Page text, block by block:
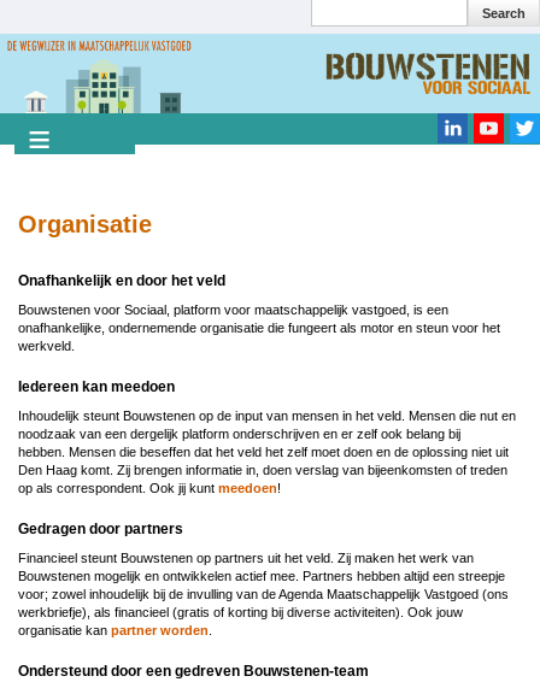
naar
gaan
Search
Organisatie
Onafhankelijk en door het veld
Bouwstenen voor Sociaal, platform voor maatschappelijk vastgoed, is een
onafhankelijke, ondernemende organisatie die fungeert als motor en steun voor het
werkveld.
Iedereen kan meedoen
Inhoudelijk steunt Bouwstenen op de input van mensen in het veld. Mensen die nut en
noodzaak van een dergelijk platform onderschrijven en er zelf ook belang bij
hebben. Mensen die beseffen dat het veld het zelf moet doen en de oplossing niet uit
Den Haag komt. Zij brengen informatie in, doen verslag van bijeenkomsten of treden
op als correspondent. Ook jij kunt meedoen!
Gedragen door partners
Financieel steunt Bouwstenen op partners uit het veld. Zij maken het werk van
Bouwstenen mogelijk en ontwikkelen actief mee. Partners hebben altijd een streepje
voor; zowel inhoudelijk bij de invulling van de Agenda Maatschappelijk Vastgoed (ons
werkbriefje), als financieel (gratis of korting bij diverse activiteiten). Ook jouw
organisatie kan partner worden
Ondersteund door een gedreven Bouwstenen-team